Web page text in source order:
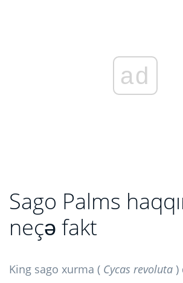
ad
Sago Palms
neçə fakt
King sago xurma ( Cycas revoluta )